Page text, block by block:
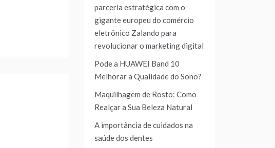
parceria estratégica com o
gigante europeu do comércio
eletrônico Zalando para
revolucionar o marketing digital
Pode a HUAWEI Band 10
Melhorar a Qualidade do Sono?
Maquilhagem de Rosto: Como
Realçar a Sua Beleza Natural
A importância de cuidados na
saúde dos dentes